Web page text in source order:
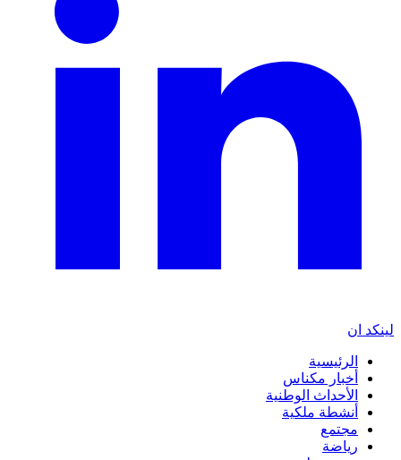
لينكد ان
الرئيسية
أخبار مكناس
الأحداث الوطنية
أنشطة ملكية
مجتمع
رياضة